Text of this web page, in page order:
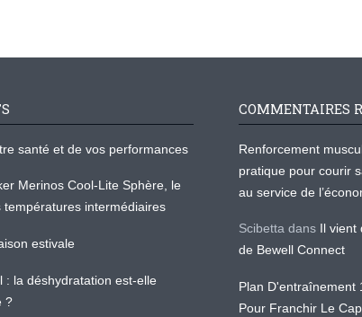
santé et de vos performances
Merinos Cool-Lite Sphère, le
intermédiaires
estivale
: la déshydratation est-elle
?
COMMENTAIRES
Renforcement
pratique pour courir
au service de
Scibetta dans Il vient
de Bewell Connect
Plan D'entraînement
Pour Franchir Le